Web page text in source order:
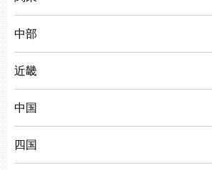
中部
近畿
中国
四国